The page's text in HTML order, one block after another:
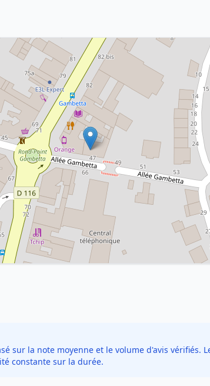
sur la note moyenne et le volume d'avis vérifiés.
constante sur la durée.